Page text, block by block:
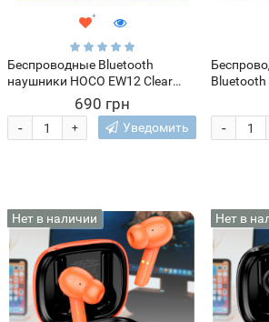
Беспроводные Bluetooth
наушники HOCO EW12 Clear
Sound BT5.1 с кейсом, Белые
(206)
690 грн
+
- Уведомить
Bluetooth
EW18
-
Нет в наличии Нет в